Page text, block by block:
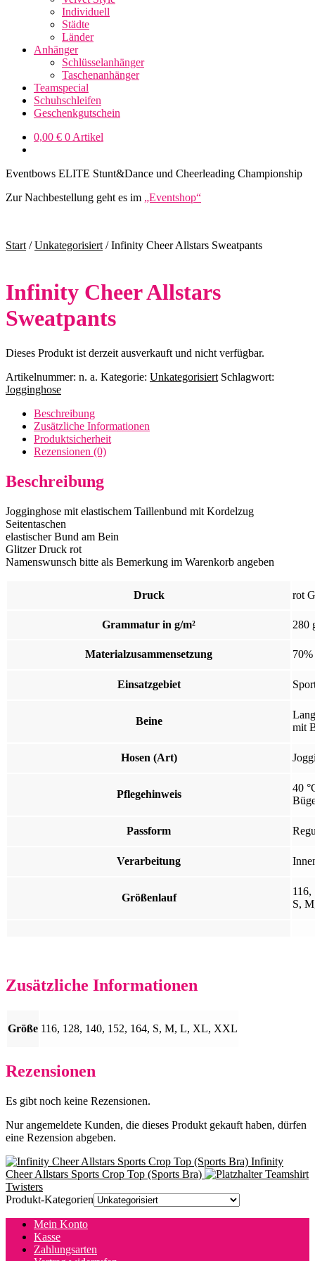
Individuell
Städte
Länder
Anhänger
Schlüsselanhänger
Taschenanhänger
Teamspecial
Schuhschleifen
Geschenkgutschein
0,00 € 0 Artikel
Eventbows ELITE Stunt&Dance und Cheerleading Championship
Zur Nachbestellung geht es im „Eventshop“
Start /Unkategorisiert /Infinity Cheer Allstars Sweatpants
Infinity Cheer Allstars
Sweatpants
Dieses Produkt ist derzeit ausverkauft und nicht verfügbar.
Artikelnummer: n. a. Kategorie: Unkategorisiert Schlagwort:
Jogginghose
Beschreibung
Zusätzliche Informationen
Produktsicherheit
Rezensionen (0)
Beschreibung
Jogginghose mit elastischem Taillenbund mit Kordelzug
Seitentaschen
elastischer Bund am Bein
Glitzer Druck rot
Namenswunsch bitte als Bemerkung im Warenkorb angeben
Druck rot
Grammatur in g/m² 280
Materialzusammensetzung
Einsatzgebiet
Beine
mit
Hosen (Art)
Pflegehinweis
40
Passform
Verarbeitung
Größenlauf
116,
S,
Zusätzliche Informationen
Größe 116, 128, 140, 152, 164, S, M, L, XL, XXL
Rezensionen
Es gibt noch keine Rezensionen.
Nur angemeldete Kunden, die dieses Produkt gekauft haben, dürfen
eine Rezension abgeben.
Infinity
Cheer Allstars Sports Crop Top (Sports Bra)
Teamshirt
Twisters
Produkt-Kategorien
Mein Konto
Kasse
Zahlungsarten